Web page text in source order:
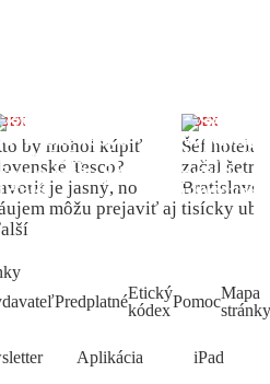
by mohol kúpiť
Tesco?
je jasný, no
môžu prejaviť aj
INDEX
Šéf
začal
Bratislave
tisícky
PredplatnéEtický
kódexPomocMapa
stránky
Aplikácia iPad